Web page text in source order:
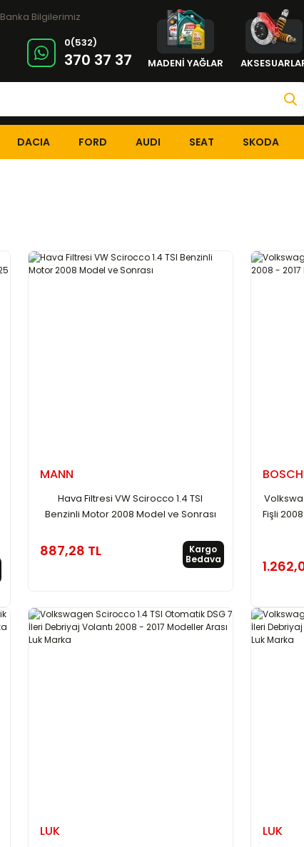
Banka Bilgilerimiz
0(532)
370 37 37 MADENİ YAĞLAR
DACIA FORD AUDI SEAT SKODA
MANN
Hava Filtresi VW Scirocco 1.4 TSI
Benzinli Motor 2008 Model ve Sonrası
887,28 TL
Kargo
Bedava
BOSCH
Fişli
LUK LUK